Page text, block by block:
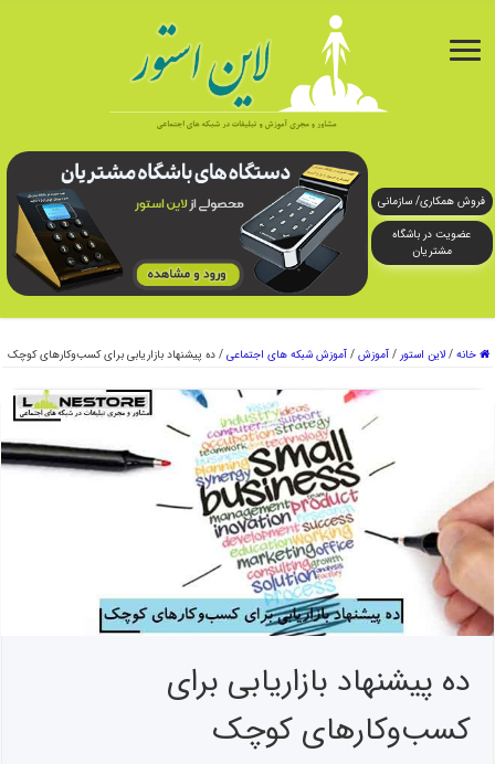
فروش همکاری/ سازمانی
عضویت در باشگاه
مشتریان
خانه / لاین استور / آموزش / آموزش شبکه های اجتماعی / ده پیشنهاد بازاریابی برای کسب‌وکارهای کوچک
ده پیشنهاد بازاریابی برای
کسب‌وکارهای کوچک